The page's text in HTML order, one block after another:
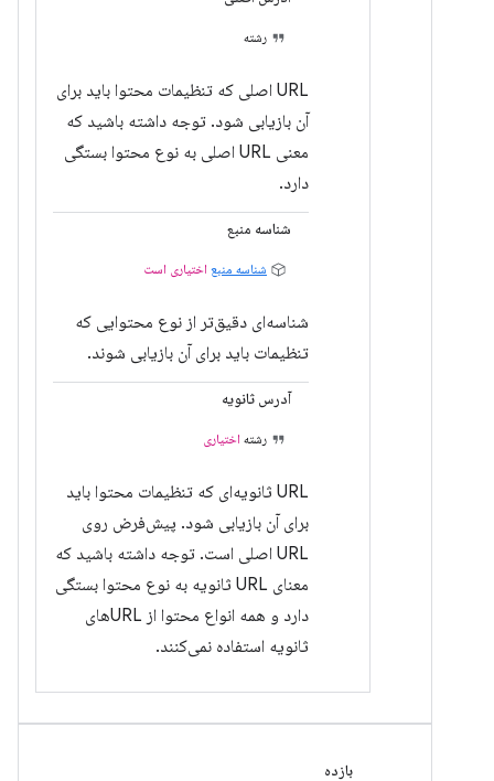
رشته
URL اصلی که تنظیمات محتوا باید برای
آن بازیابی شود. توجه داشته باشید که
معنی URL اصلی به نوع محتوا بستگی
دارد.
شناسه منبع
شناسه منبع اختیاری است
شناسه‌ای دقیق‌تر از نوع محتوایی که
تنظیمات باید برای آن بازیابی شوند.
آدرس ثانویه
رشته اختیاری
URL ثانویه‌ای که تنظیمات محتوا باید
برای آن بازیابی شود. پیش‌فرض روی
URL اصلی است. توجه داشته باشید که
معنای URL ثانویه به نوع محتوا بستگی
دارد و همه انواع محتوا از URLهای
ثانویه استفاده نمی‌کنند.
بازده